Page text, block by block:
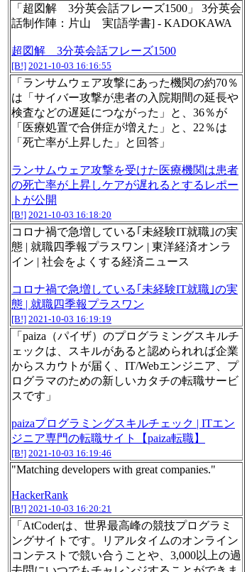
「超図解 3分英会話フレーズ1500」 3分英会
話制作陣：片山 実[語学書] - KADOKAWA
超図解 3分英会話フレーズ1500
[B!] 2021-10-03 16:16:55
「ランサムウェア攻撃にあった機関の約70％
は「サイバー攻撃が患者の入院期間の延長や
検査などの遅延につながった」と、36％が
「医療処置で合併症が増えた」と、22％は
「死亡率が上昇した」と回答」
ランサムウェア攻撃を受けた医療機関は患者
の死亡率が上昇しケアが遅れるとするレポー
トが公開
[B!] 2021-10-03 16:18:20
コロナ禍で急増している｢未経験IT就職｣の実
態 | 就職四季報プラスワン | 東洋経済オンラ
イン | 社会をよくする経済ニュース
コロナ禍で急増している｢未経験IT就職｣の実
態 | 就職四季報プラスワン
[B!] 2021-10-03 16:19:19
「paiza（パイザ）のプログラミングスキルチ
ェックは、スキルがあると認められれば企業
からスカウトが届く、IT/Webエンジニア、プ
ログラマのための新しいカタチの転職サービ
スです」
paizaプログラミングスキルチェック | ITエン
ジニア専門の転職サイト【paiza転職】
[B!] 2021-10-03 16:19:46
"Matching developers with great companies."
HackerRank
[B!] 2021-10-03 16:20:21
「AtCoderは、世界最高峰の競技プログラミ
ングサイトです。リアルタイムのオンライン
コンテストで競い合うことや、3,000以上の過